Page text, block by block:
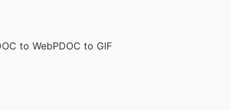
to WebPDOC to GIF